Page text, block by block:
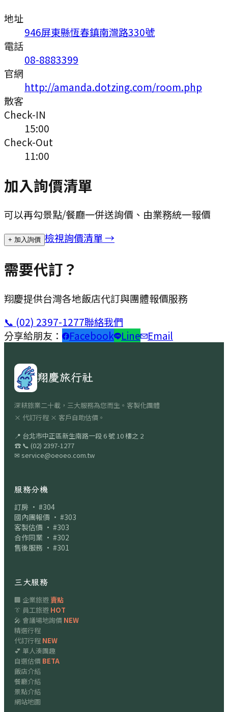
地址
946屏東縣恆春鎮南灣路330號
電話
08-8883399
官網
http://amanda.dotzing.com/room.php
散客
Check-IN
15:00
Check-Out
11:00
加入詢價清單
可以再勾景點/餐廳一併送詢價、由業務統一報價
+ 加入詢價 檢視詢價清單 →
需要代訂？
翔慶提供台灣各地飯店代訂與團體報價服務
📞 (02) 2397-1277聯絡我們
分享給朋友：
Facebook Line Email
翔慶旅行社
深耕旅業二十載，三大服務為您而生。客製化團體
× 代訂行程 × 客戶自助估價。
📍 台北市中正區新生南路一段 6 號 10 樓之 2
☎ 📞 (02) 2397-1277
✉ service@oeoeo.com.tw
服務分機
訂房 · #304
國內團報價 · #303
客製估價 · #303
合作同業 · #302
售後服務 · #301
三大服務
🏢 企業旅遊賣點
👔 員工旅遊 HOT
🎤 會議場地詢價 NEW
精選行程
代訂行程 NEW
💕 單人湊團趣
自選估價 BETA
飯店介紹
餐廳介紹
景點介紹
網站地圖